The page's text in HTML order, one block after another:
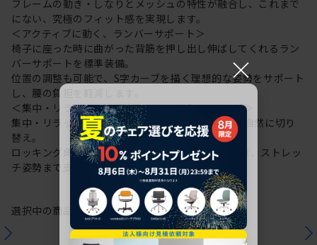
フレームの動き・しなりとメッシュの特性が融合し、これまで
にない、究極のフィット感を実現します。
＜アクティブに動く、ランバーサポート＞
椅子に座った時に曲がった背筋を押し出し伸ばしてくれるラン
バーサポートを標準装備。
位置の調整も可能で、S字カーブを描く理想的な姿勢をサポート
し、腰の負担を軽減します。
＜集中・リラックス・リフレッシュの3つのモード＞
集中・リラックス・リフレッシュの3つのモードを自然に切り
替え。
ロッキング角度23°と姿勢変化10°で大きく後傾でき、ストレッ
チ姿勢まで支えます。
選択中の商品情報保証注意事項
×